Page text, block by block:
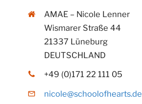
AMAE – Nicole Lenner
Wismarer Straße 44
21337 Lüneburg
DEUTSCHLAND
+49 (0)171 22 111 05
nicole@schoolofhearts.de